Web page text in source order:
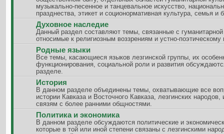
музыкально-песенное и танцевальное искусство,
празднества, этикет и соционормативная культура, семья и
Духовное наследие
Данный раздел составляют темы, связанные с
относимые к религиозным воззрениям и устно-
Родные языки
Все темы, касающиеся языков лезгинской группы, их
функционирования, социальной роли и развития
разделе.
История
В данном разделе объединены темы, охватывающие все
истории Кавказа и Восточного Кавказа, лезгинских народов,
связям с более ранними общностями.
Политика и экономика
В данном разделе обсуждаются политические и
которые в той или иной степени связаны с лезгинскими